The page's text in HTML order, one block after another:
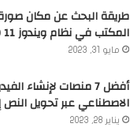
طريقة البحث عن مكان
المكتب في نظام ويندوز 11 (شرح بالصور)
مايو 31, 2023
أفضل 7 منصات لإنشاء
الاصطناعي عبر تحويل النص
يناير 28, 2023